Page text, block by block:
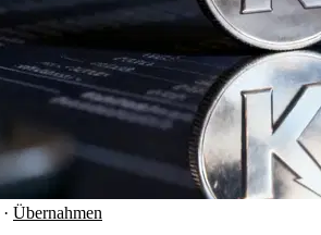
· Übernahmen